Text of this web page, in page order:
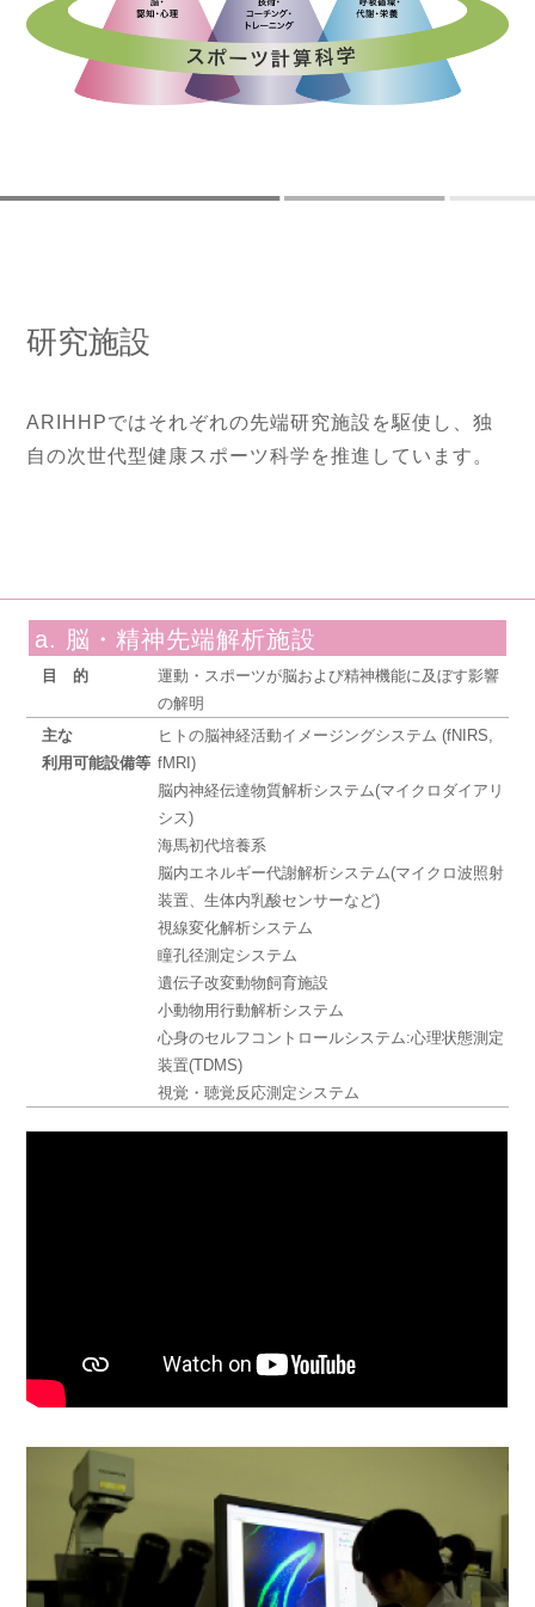
研究施設
ARIHHPではそれぞれの先端研究施設を駆使し、独
自の次世代型健康スポーツ科学を推進しています。
a. 脳・精神先端解析施設
目的
運動・スポーツが脳および精神機能に及ぼす影響
の解明
主な
利用可能設備等
ヒトの脳神経活動イメージングシステム (fNIRS,
fMRI)
脳内神経伝達物質解析システム(マイクロダイアリ
シス)
海馬初代培養系
脳内エネルギー代謝解析システム(マイクロ波照射
装置、生体内乳酸センサーなど)
視線変化解析システム
瞳孔径測定システム
遺伝子改変動物飼育施設
小動物用行動解析システム
心身のセルフコントロールシステム:心理状態測定
装置(TDMS)
視覚・聴覚反応測定システム